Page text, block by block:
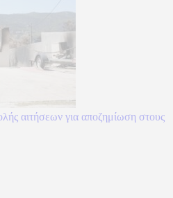
αιτήσεων για αποζημίωση στους